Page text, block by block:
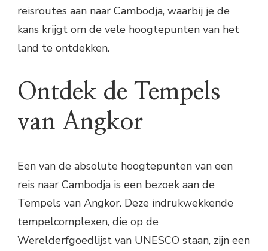
reisroutes aan naar Cambodja, waarbij je de
kans krijgt om de vele hoogtepunten van het
land te ontdekken.
Ontdek de Tempels
van Angkor
Een van de absolute hoogtepunten van een
reis naar Cambodja is een bezoek aan de
Tempels van Angkor. Deze indrukwekkende
tempelcomplexen, die op de
Werelderfgoedlijst van UNESCO staan, zijn een